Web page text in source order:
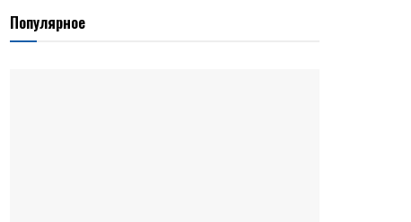
Популярное